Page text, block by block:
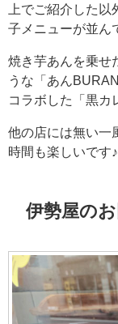
上でご紹介した
子メニューが並ん
焼き芋あんを乗せ
うな「あん
コラボした「黒
他の店には無い一
時間も楽しいです♪
伊勢屋の